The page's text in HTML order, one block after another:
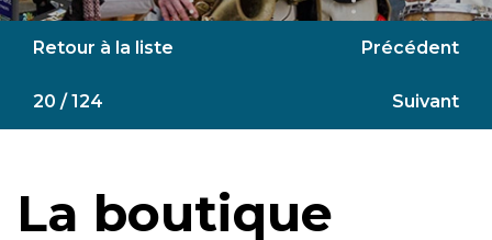
Retour à la liste Précédent
20 / 124 Suivant
La boutique